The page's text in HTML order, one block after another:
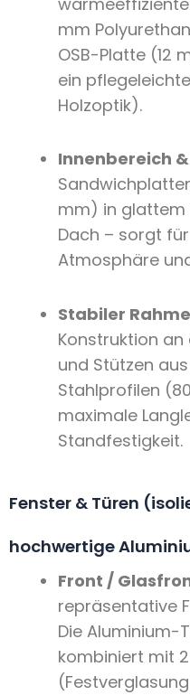
mm
OSB-Platte (12
ein
Holzoptik).
Innenbereich
mm) in glattem
Dach – sorgt
Atmosphäre
Stabiler
Konstruktion an
und Stützen
Stahlprofilen
maximale
Standfestigkeit.
Fenster & Türen
hochwertige
Front /
repräsentative
Die Aluminium-
kombiniert mit